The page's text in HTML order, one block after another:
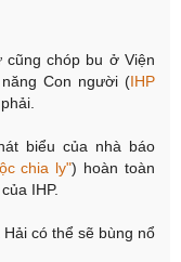
chóp bu ở Viện
Con người (IHP
biểu của nhà báo
chia ly") hoàn toàn
IHP.
có thể sẽ bùng nổ